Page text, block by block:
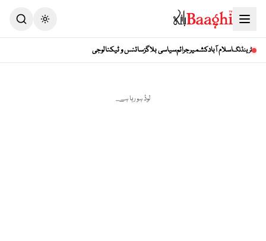
Toggle theme
ٹرینڈنگاسلام آبادکشمیرجرائمسیاسی بلاگزسائنس و ٹیکنالوجی
لوڈ ہو رہا ہے...